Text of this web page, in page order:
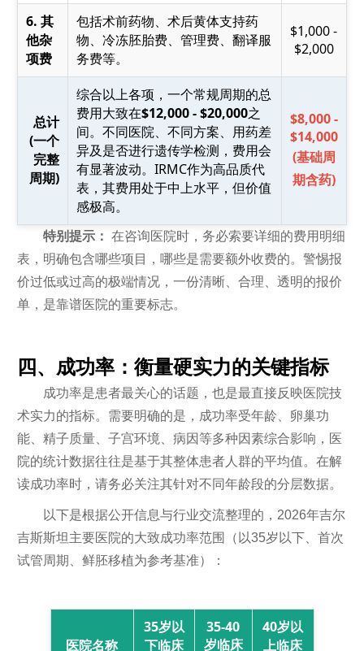
6. 其
他杂
项费
包括术前药物、术后黄体支持药
物、冷冻胚胎费、管理费、翻译服
务费等。
$1,000 -
$2,000
总计
(一个
完整
周期)
综合以上各项，一个常规周期的总
费用大致在$12,000 - $20,000之
间。不同医院、不同方案、用药差
异及是否进行遗传学检测，费用会
有显著波动。IRMC作为高品质代
表，其费用处于中上水平，但价值
感极高。
$8,000 -
$14,000
(基础周
期含药)
特别提示： 在咨询医院时，务必索要详细的费用明细
表，明确包含哪些项目，哪些是需要额外收费的。警惕报
价过低或过高的极端情况，一份清晰、合理、透明的报价
单，是靠谱医院的重要标志。
四、成功率：衡量硬实力的关键指标
成功率是患者最关心的话题，也是最直接反映医院技
术实力的指标。需要明确的是，成功率受年龄、卵巢功
能、精子质量、子宫环境、病因等多种因素综合影响，医
院的统计数据往往是基于其整体患者人群的平均值。在解
读成功率时，请务必关注其针对不同年龄段的分层数据。
以下是根据公开信息与行业交流整理的，2026年吉尔
吉斯斯坦主要医院的大致成功率范围（以35岁以下、首次
试管周期、鲜胚移植为参考基准）：
医院名称
35岁以
下临床
35-40
岁临床
40岁以
上临床